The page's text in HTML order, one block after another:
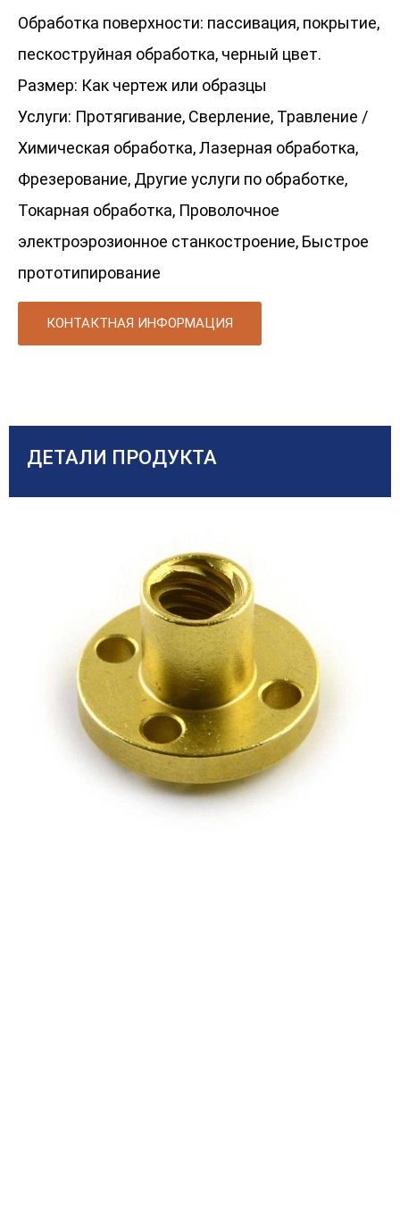
Обработка поверхности: пассивация, покрытие,
пескоструйная обработка, черный цвет.
Размер: Как чертеж или образцы
Услуги: Протягивание, Сверление, Травление /
Химическая обработка, Лазерная обработка,
Фрезерование, Другие услуги по обработке,
Токарная обработка, Проволочное
электроэрозионное станкостроение, Быстрое
прототипирование
КОНТАКТНАЯ ИНФОРМАЦИЯ
ДЕТАЛИ ПРОДУКТА